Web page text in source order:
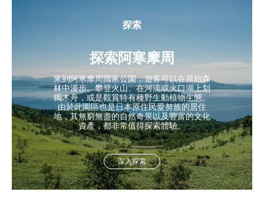
探索
探索阿寒摩周
來到阿寒摩周國家公園，遊客可以在原始森
林中漫步、攀登火山、在河流或火口湖上划
獨木舟，或是觀賞特有種野生動植物生態。
由於此園區也是日本原住民愛努族的居住
地，其無窮無盡的自然奇景以及豐富的文化
資產，都非常值得探索體驗。
深入探索